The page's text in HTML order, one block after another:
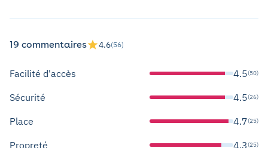
19 commentaires 4.6(56)
Facilité d'accès 4.5(50)
Sécurité 4.5(26)
Place 4.7(25)
Propreté 4.3(25)